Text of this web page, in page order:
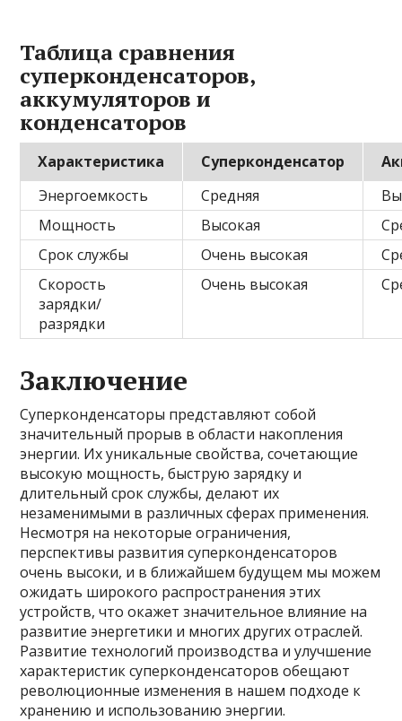
Таблица сравнения
суперконденсаторов,
аккумуляторов и
конденсаторов
Характеристика Суперконденсатор
Энергоемкость
Средняя
Мощность
Высокая
Срок службы
Очень высокая
Скорость
зарядки/
разрядки
Очень высокая
Заключение
Суперконденсаторы представляют собой
значительный прорыв в области накопления
энергии. Их уникальные свойства, сочетающие
высокую мощность, быструю зарядку и
длительный срок службы, делают их
незаменимыми в различных сферах применения.
Несмотря на некоторые ограничения,
перспективы развития суперконденсаторов
очень высоки, и в ближайшем будущем мы можем
ожидать широкого распространения этих
устройств, что окажет значительное влияние на
развитие энергетики и многих других отраслей.
Развитие технологий производства и улучшение
характеристик суперконденсаторов обещают
революционные изменения в нашем подходе к
хранению и использованию энергии.